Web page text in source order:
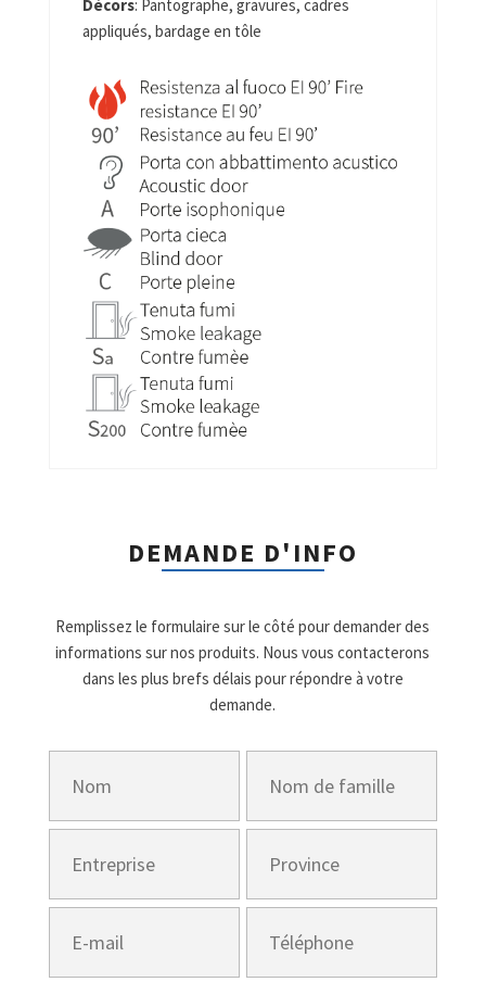
Décors: Pantographe, gravures, cadres
appliqués, bardage en tôle
DEMANDE D'INFO
Remplissez le formulaire sur le côté pour demander des
informations sur nos produits. Nous vous contacterons
dans les plus brefs délais pour répondre à votre
demande.